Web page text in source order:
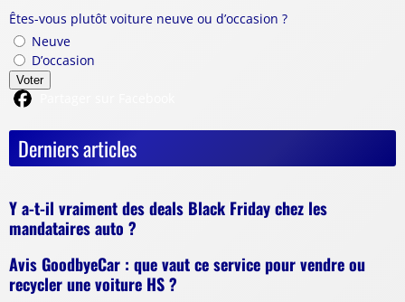
Êtes-vous plutôt voiture neuve ou d’occasion ?
Neuve
D’occasion
Voter
Derniers articles
Y a-t-il vraiment des deals Black Friday chez les
mandataires auto ?
Avis GoodbyeCar : que vaut ce service pour vendre ou
recycler une voiture HS ?